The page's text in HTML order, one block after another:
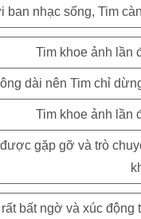
ban nhạc sống, Tim
dài nên Tim chỉ
gặp gỡ và trò
bất ngờ và xúc